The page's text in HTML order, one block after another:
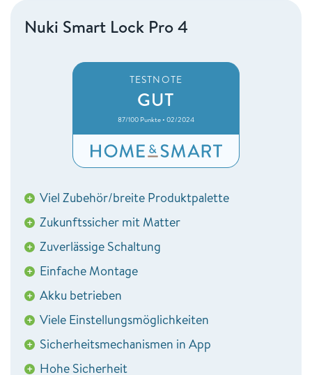
Nuki Smart Lock Pro 4
TESTNOTE
GUT
87/100 Punkte • 02/2024
+ Viel Zubehör/breite Produktpalette
+ Zukunftssicher mit Matter
+ Zuverlässige Schaltung
+ Einfache Montage
+ Akku betrieben
+ Viele Einstellungsmöglichkeiten
+ Sicherheitsmechanismen in App
+ Hohe Sicherheit